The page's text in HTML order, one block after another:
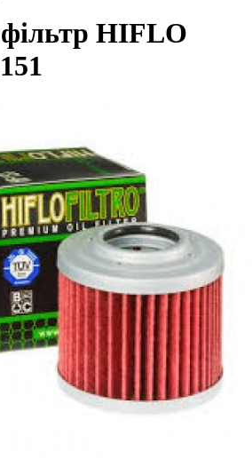
HIFLO